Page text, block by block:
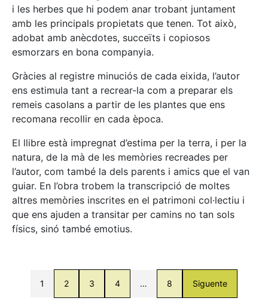
i les herbes que hi podem anar trobant juntament
amb les principals propietats que tenen. Tot això,
adobat amb anècdotes, succeïts i copiosos
esmorzars en bona companyia.
Gràcies al registre minuciós de cada eixida, l’autor
ens estimula tant a recrear-la com a preparar els
remeis casolans a partir de les plantes que ens
recomana recollir en cada època.
El llibre està impregnat d’estima per la terra, i per la
natura, de la mà de les memòries recreades per
l’autor, com també la dels parents i amics que el van
guiar. En l’obra trobem la transcripció de moltes
altres memòries inscrites en el patrimoni col·lectiu i
que ens ajuden a transitar per camins no tan sols
físics, sinó també emotius.
1 2 3 4 … 8 Siguente